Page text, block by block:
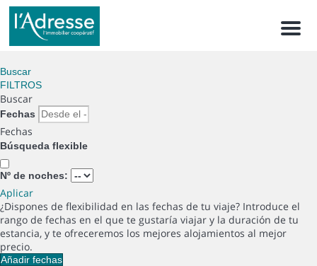
Menu
Buscar
FILTROS
Buscar
Fechas
Fechas
Búsqueda flexible
Nº de noches:
Aplicar
¿Dispones de flexibilidad en las fechas de tu viaje? Introduce el
rango de fechas en el que te gustaría viajar y la duración de tu
estancia, y te ofreceremos los mejores alojamientos al mejor
precio.
Añadir fechas